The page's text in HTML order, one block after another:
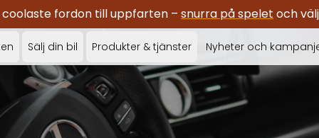
fordon till uppfarten – snurra på spelet och
Sälj din bil Produkter & tjänster Nyheter och